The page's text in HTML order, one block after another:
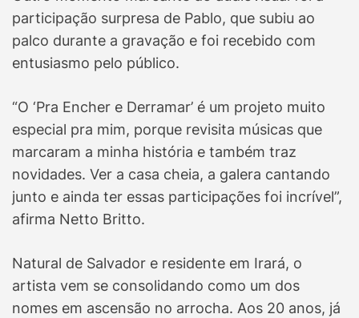
participação surpresa de Pablo, que subiu ao
palco durante a gravação e foi recebido com
entusiasmo pelo público.
“O ‘Pra Encher e Derramar’ é um projeto muito
especial pra mim, porque revisita músicas que
marcaram a minha história e também traz
novidades. Ver a casa cheia, a galera cantando
junto e ainda ter essas participações foi incrível”,
afirma Netto Britto.
Natural de Salvador e residente em Irará, o
artista vem se consolidando como um dos
nomes em ascensão no arrocha. Aos 20 anos, já